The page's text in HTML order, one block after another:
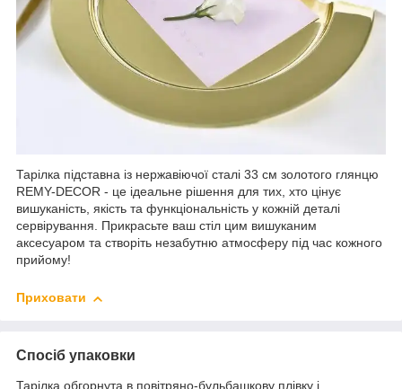
Тарілка підставна із нержавіючої сталі 33 см золотого глянцю
REMY-DECOR - це ідеальне рішення для тих, хто цінує
вишуканість, якість та функціональність у кожній деталі
сервірування. Прикрасьте ваш стіл цим вишуканим
аксесуаром та створіть незабутню атмосферу під час кожного
прийому!
Приховати
Спосіб упаковки
Тарілка обгорнута в повітряно-бульбашкову плівку і